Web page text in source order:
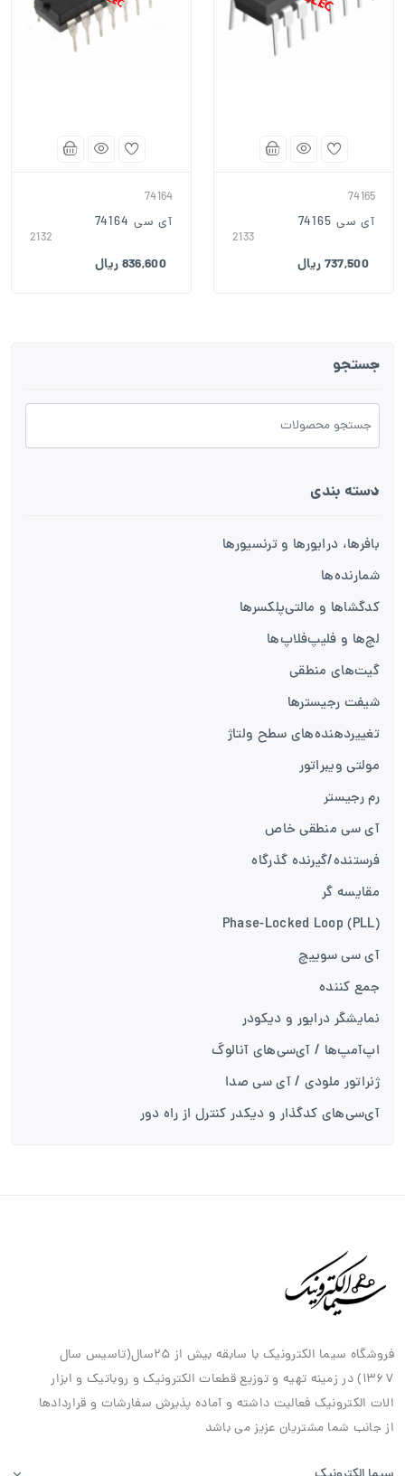
74165
آی سی 74165
2133
737,500 ریال
74164
آی سی 74164
2132
836,600 ریال
جستجو
دسته بندی
بافرها، درایورها و ترنسیورها
شمارنده‌ها
کدگشاها و مالتی‌پلکسرها
لچ‌ها و فلیپ‌فلاپ‌ها
گیت‌های منطقی
شیفت رجیسترها
تغییر‌دهنده‌های سطح ولتاژ
مولتی ویبراتور
رم رجیستر
آی سی منطقی خاص
فرستنده‌/گیرنده گذرگاه
مقایسه گر
Phase-Locked Loop (PLL)
آی سی سوییچ
جمع کننده
نمایشگر درایور و دیکودر
اپ‌آمپ‌ها / آی‌سی‌های آنالوگ
ژنراتور ملودی / آی سی صدا
آی‌سی‌های کدگذار و دیکدر کنترل از راه دور
فروشگاه سیما الکترونیک با سابقه بیش از ۲۵سال(تاسیس سال
۱۳۶۷) در زمینه تهیه و توزیع قطعات الکترونیک و روباتیک و ابزار
الات الکترونیک فعالیت داشته و آماده پذیرش سفارشات و قراردادها
از جانب شما مشتریان عزیز می باشد